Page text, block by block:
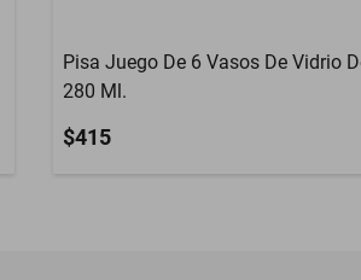
Pisa Juego De 6 Vasos De Vidrio
280 Ml.
$415